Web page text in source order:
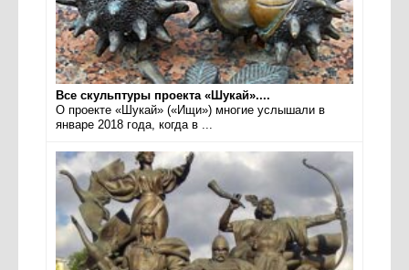
Все скульптуры проекта «Шукай»....
О проекте «Шукай» («Ищи») многие услышали в
январе 2018 года, когда в ...